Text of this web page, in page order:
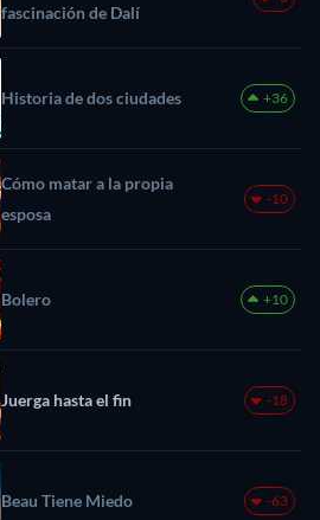
fascinación de Dalí
Historia de dos ciudades +36
Cómo matar a la propia
esposa
-10
Bolero +10
Juerga hasta el fin -18
Beau Tiene Miedo -63